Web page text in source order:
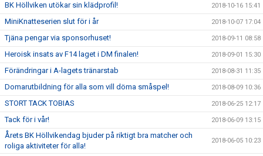
BK Höllviken utökar sin klädprofil! 2018-10-16 15:41
MiniKnatteserien slut för i år 2018-10-07 17:04
Tjäna pengar via sponsorhuset! 2018-09-11 08:58
Heroisk insats av F14 laget i DM finalen! 2018-09-01 15:30
Förändringar i A-lagets tränarstab 2018-08-31 11:35
Domarutbildning för alla som vill döma småspel! 2018-08-09 10:36
STORT TACK TOBIAS 2018-06-25 12:17
Tack för i vår! 2018-06-09 13:15
Årets BK Höllvikendag bjuder på riktigt bra matcher och
roliga aktiviteter för alla!
2018-06-05 10:23